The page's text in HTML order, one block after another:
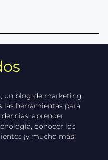
un blog de marketing
herramientas para
aprender
conocer los
¡y mucho más!